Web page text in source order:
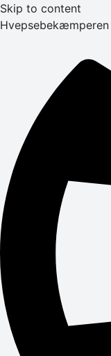
Skip to content
Hvepsebekæmperen